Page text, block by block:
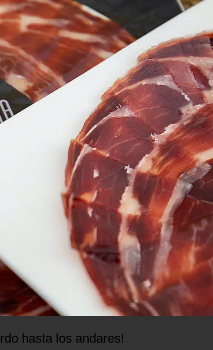
hasta los andares!